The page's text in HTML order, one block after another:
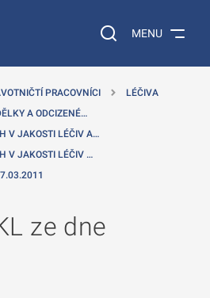
Vyhledávání na
MENU
PRACOVNÍCI
LÉČIVA
A ODCIZENÉ…
V JAKOSTI LÉČIV A…
V JAKOSTI LÉČIV …
ze dne